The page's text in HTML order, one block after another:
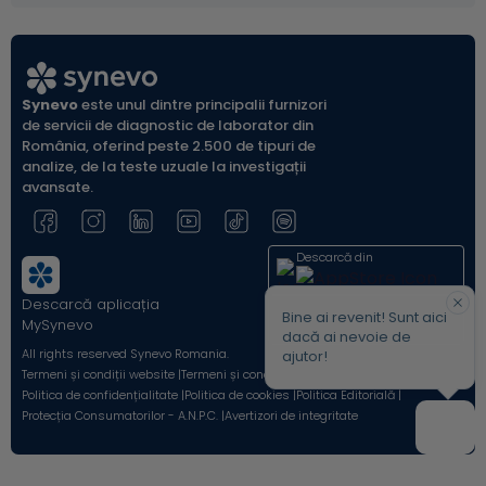
Synevoeste unul dintre principalii furnizori
de servicii de diagnostic de laborator din
România, oferind peste 2.500 de tipuri de
analize, de la teste uzuale la investigații
avansate.
Descarcă aplicația
MySynevo
Descarcă din
All rights reserved Synevo Romania.
Termeni și condiții website |Termeni și condiții Shop Online |
Politica de confidențialitate |Politica de cookies |Politica Editorială |
Protecția Consumatorilor - A.N.P.C. |Avertizori de integritate
Bine ai revenit! Sunt aici
dacă ai nevoie de
ajutor!